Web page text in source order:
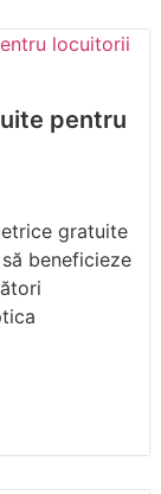
pentru
gratuite
beneficieze